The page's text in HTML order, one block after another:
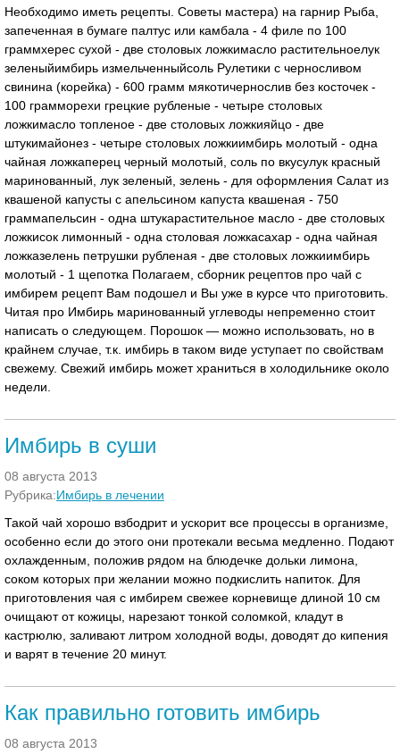
Необходимо иметь рецепты. Советы мастера) на гарнир Рыба,
запеченная в бумаге палтус или камбала - 4 филе по 100
граммхерес сухой - две столовых ложкимасло растительноелук
зеленыйимбирь измельченныйсоль Рулетики с черносливом
свинина (корейка) - 600 грамм мякотичернослив без косточек -
100 грамморехи грецкие рубленые - четыре столовых
ложкимасло топленое - две столовых ложкияйцо - две
штукимайонез - четыре столовых ложкиимбирь молотый - одна
чайная ложкаперец черный молотый, соль по вкусулук красный
маринованный, лук зеленый, зелень - для оформления Салат из
квашеной капусты с апельсином капуста квашеная - 750
граммапельсин - одна штукарастительное масло - две столовых
ложкисок лимонный - одна столовая ложкасахар - одна чайная
ложказелень петрушки рубленая - две столовых ложкиимбирь
молотый - 1 щепотка Полагаем, сборник рецептов про чай с
имбирем рецепт Вам подошел и Вы уже в курсе что приготовить.
Читая про Имбирь маринованный углеводы непременно стоит
написать о следующем. Порошок — можно использовать, но в
крайнем случае, т.к. имбирь в таком виде уступает по свойствам
свежему. Свежий имбирь может храниться в холодильнике около
недели.
Имбирь в суши
08 августа 2013
Рубрика:Имбирь в лечении
Такой чай хорошо взбодрит и ускорит все процессы в организме,
особенно если до этого они протекали весьма медленно. Подают
охлажденным, положив рядом на блюдечке дольки лимона,
соком которых при желании можно подкислить напиток. Для
приготовления чая с имбирем свежее корневище длиной 10 см
очищают от кожицы, нарезают тонкой соломкой, кладут в
кастрюлю, заливают литром холодной воды, доводят до кипения
и варят в течение 20 минут.
Как правильно готовить имбирь
08 августа 2013